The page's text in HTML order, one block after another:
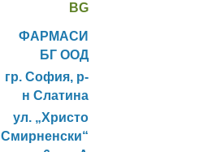
BG
ФАРМАСИ
БГ ООД
гр. София, р-
н Слатина
ул. „Христо
Смирненски“